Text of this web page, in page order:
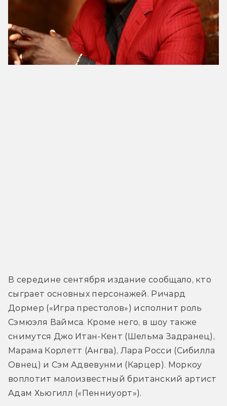
В середине сентября издание сообщало, кто
сыграет основных персонажей. Ричард
Дормер («Игра престолов») исполнит роль
Сэмюэля Ваймса. Кроме него, в шоу также
снимутся Джо Итан-Кент (Шельма Задранец),
Марама Корлетт (Ангва), Лара Росси (Сибилла
Овнец) и Сэм Адвевунми (Карцер). Моркоу
воплотит малоизвестный британский артист
Адам Хьюгилл («Пенниуорт»).